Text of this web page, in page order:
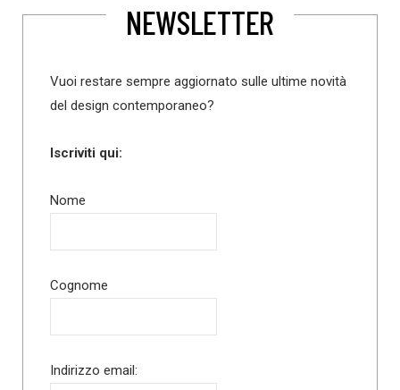
NEWSLETTER
Vuoi restare sempre aggiornato sulle ultime novità
del design contemporaneo?
Iscriviti qui:
Nome
Cognome
Indirizzo email: